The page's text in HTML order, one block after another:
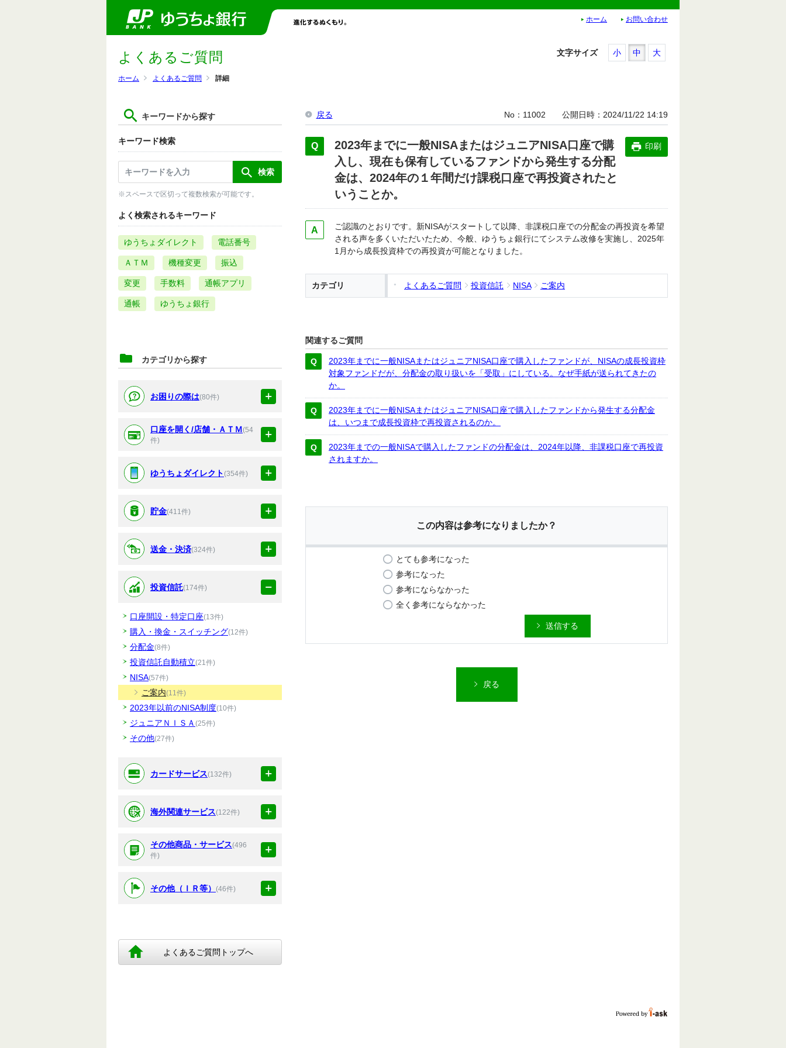
ホーム お問い合わせ
ホーム よくあるご質問 詳細
よくあるご質問
キーワードから探す
キーワード検索
※スペースで区切って複数検索が可能です。
よく検索されるキーワード
ゆうちょダイレクト 電話番号
ＡＴＭ 機種変更 振込
変更 手数料 通帳アプリ
通帳 ゆうちょ銀行
カテゴリから探す
お困りの際は(80件)
口座を開く/店舗・ＡＴＭ(54
件)
ゆうちょダイレクト(354件)
貯金(411件)
送金・決済(324件)
投資信託(174件)
口座開設・特定口座(13件)
購入・換金・スイッチング(12件)
分配金(8件)
投資信託自動積立(21件)
NISA(57件)
ご案内(11件)
2023年以前のNISA制度(10件)
ジュニアＮＩＳＡ (25件)
その他(27件)
カードサービス(132件)
海外関連サービス(122件)
その他商品・サービス(496
件)
その他（ＩＲ等） (46件)
よくあるご質問トップへ
文字サイズ 小 中 大
戻る No 11002 公開日時 2024/11/22 14:19
2023年までに一般NISAまたはジュニアNISA口座で購
入し、現在も保有しているファンドから発生する分配
金は、2024年の１年間だけ課税口座で再投資されたと
いうことか。
印刷
ご認識のとおりです。新NISAがスタートして以降、非課税口座での分配金の再投資を希望
される声を多くいただいたため、今般、ゆうちょ銀行にてシステム改修を実施し、2025年
1月から成⾧投資枠での再投資が可能となりました。
カテゴリ よくあるご質問 投資信託 NISA ご案内
関連するご質問
2023年までに一般NISAまたはジュニアNISA口座で購入したファンドが、NISAの成⾧投資枠
対象ファンドだが、分配金の取り扱いを「受取」にしている。なぜ手紙が送られてきたの
か。
2023年までに一般NISAまたはジュニアNISA口座で購入したファンドから発生する分配金
は、いつまで成⾧投資枠で再投資されるのか。
2023年までの一般NISAで購入したファンドの分配金は、2024年以降、非課税口座で再投資
されますか。
この内容は参考になりましたか？
とても参考になった
参考になった
参考にならなかった
全く参考にならなかった
送信する
戻る